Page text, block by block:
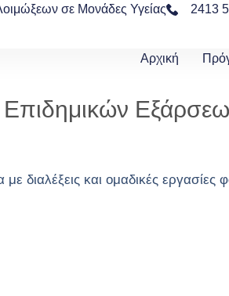
σε Μονάδες Υγείας 2413
Αρχική
Επιδημικών
διαλέξεις και ομαδικές εργασίες